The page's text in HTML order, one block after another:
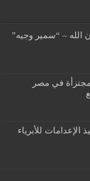
الله – “سمير وجيه”
في مصر
للأبرياء